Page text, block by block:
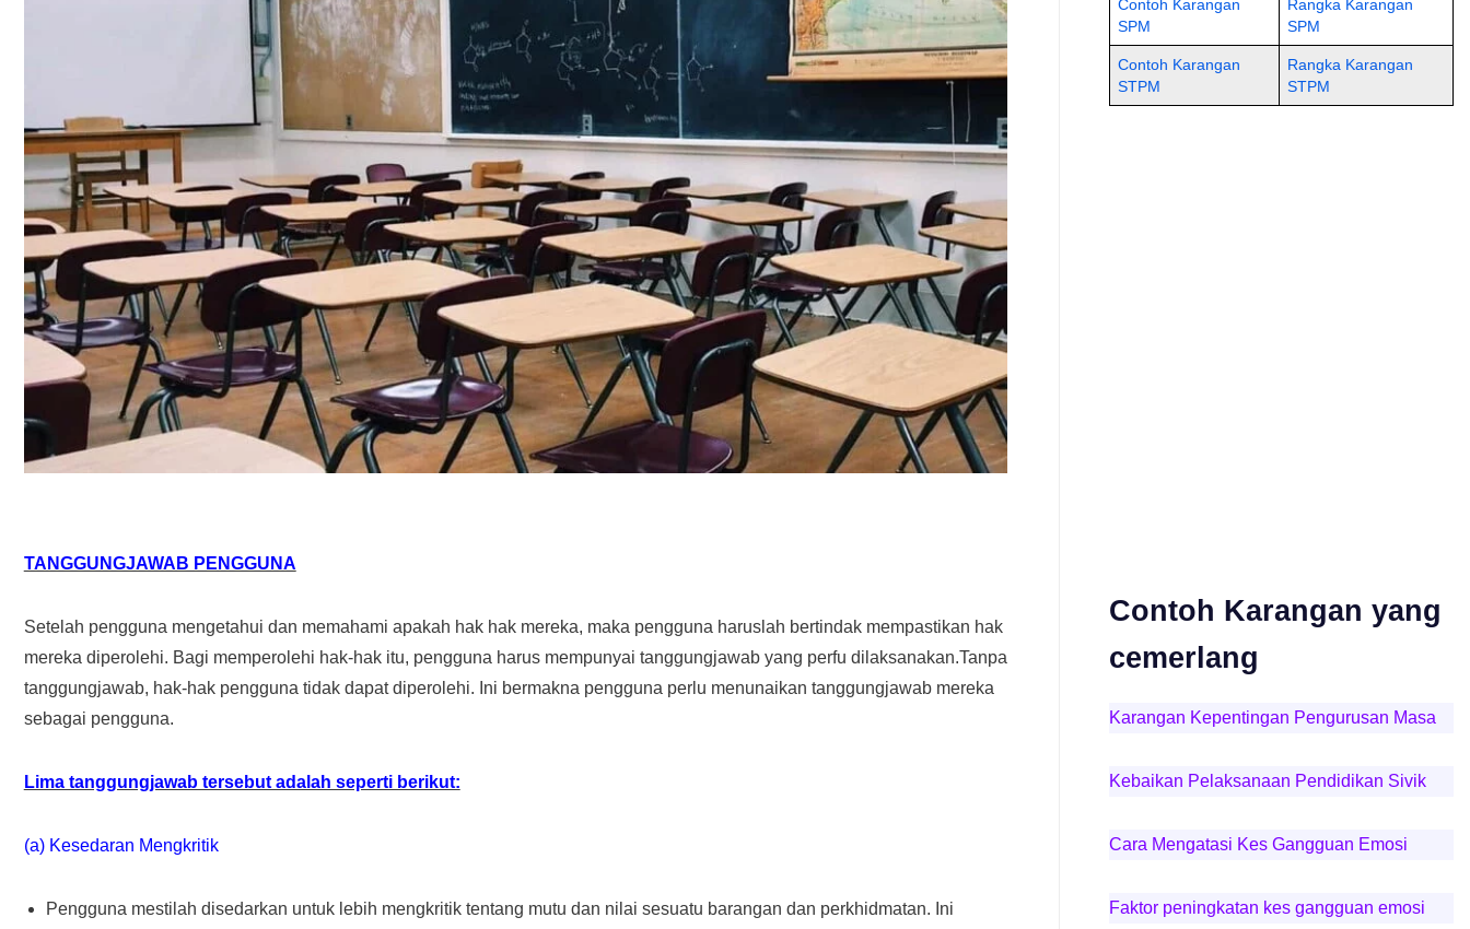
TANGGUNGJAWAB PENGGUNA
Setelah pengguna mengetahui dan memahami apakah hak hak mereka, maka pengguna haruslah bertindak mempastikan hak
mereka diperolehi. Bagi memperolehi hak-hak itu, pengguna harus mempunyai tanggungjawab yang perfu dilaksanakan.Tanpa
tanggungjawab, hak-hak pengguna tidak dapat diperolehi. Ini bermakna pengguna perlu menunaikan tanggungjawab mereka
sebagai pengguna.
Lima tanggungjawab tersebut adalah seperti berikut:
(a) Kesedaran Mengkritik
Pengguna mestilah disedarkan untuk lebih mengkritik tentang mutu dan nilai sesuatu barangan dan perkhidmatan. Ini
Contoh Karangan
SPM
Rangka Karangan
SPM
Contoh Karangan
STPM
Rangka Karangan
STPM
Contoh Karangan yang
cemerlang
Karangan Kepentingan Pengurusan Masa
Kebaikan Pelaksanaan Pendidikan Sivik
Cara Mengatasi Kes Gangguan Emosi
Faktor peningkatan kes gangguan emosi